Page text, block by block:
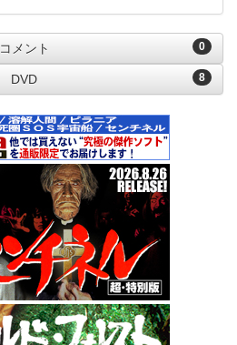
0
コメント
8
DVD